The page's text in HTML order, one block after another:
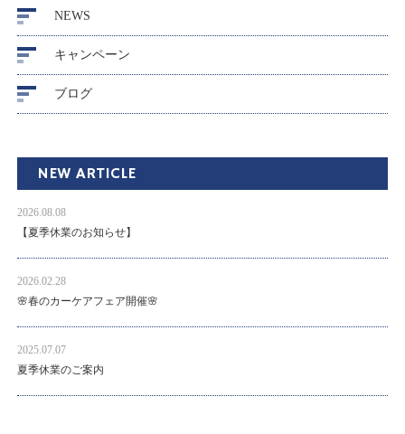
NEWS
キャンペーン
ブログ
NEW ARTICLE
2026.08.08
【夏季休業のお知らせ】
2026.02.28
🌸春のカーケアフェア開催🌸
2025.07.07
夏季休業のご案内